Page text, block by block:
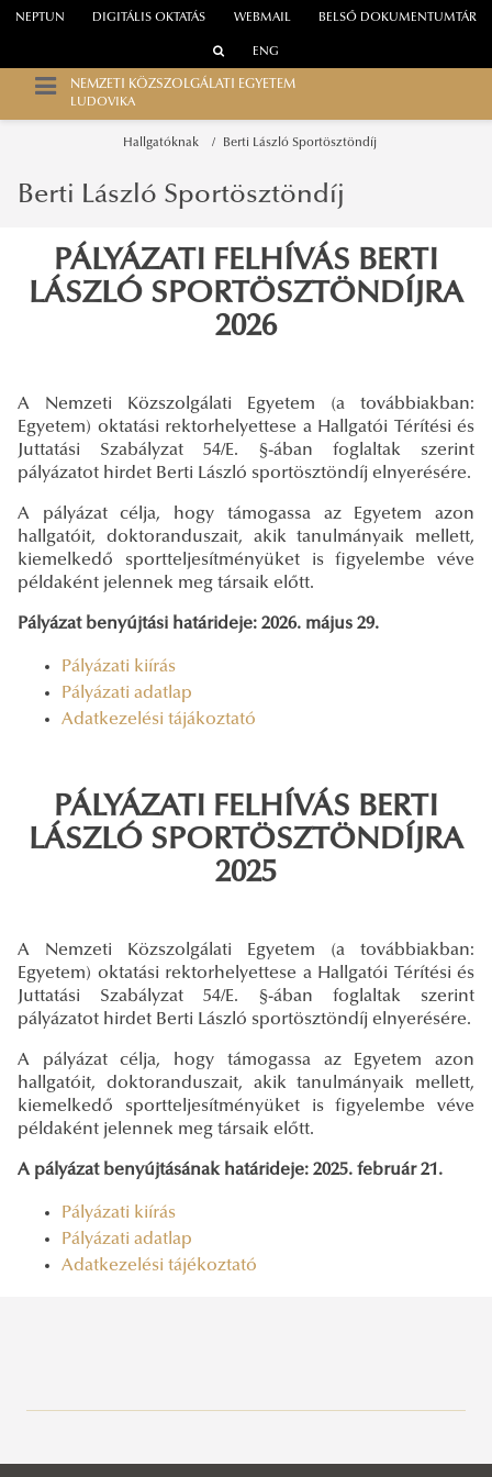
WEBMAIL
NEPTUN DIGITÁLIS OKTATÁS BELSŐ DOKUMENTUMTÁR
ENG
NEMZETI KÖZSZOLGÁLATI EGYETEM
LUDOVIKA
Hallgatóknak Berti László Sportösztöndíj
Hallgatóknak
Berti László Sportösztöndíj
PÁLYÁZATI FELHÍVÁS BERTI
LÁSZLÓ SPORTÖSZTÖNDÍJRA
2026
A Nemzeti Közszolgálati Egyetem (a továbbiakban:
Egyetem) oktatási rektorhelyettese a Hallgatói Térítési és
Juttatási Szabályzat 54/E. §-ában foglaltak szerint
pályázatot hirdet Berti László sportösztöndíj elnyerésére.
A pályázat célja, hogy támogassa az Egyetem azon
hallgatóit, doktoranduszait, akik tanulmányaik mellett,
kiemelkedő sportteljesítményüket is figyelembe véve
példaként jelennek meg társaik előtt.
Pályázat benyújtási határideje: 2026. május 29.
Pályázati kiírás
Pályázati adatlap
Adatkezelési tájákoztató
PÁLYÁZATI FELHÍVÁS BERTI
LÁSZLÓ SPORTÖSZTÖNDÍJRA
2025
A Nemzeti Közszolgálati Egyetem (a továbbiakban:
Egyetem) oktatási rektorhelyettese a Hallgatói Térítési és
Juttatási Szabályzat 54/E. §-ában foglaltak szerint
pályázatot hirdet Berti László sportösztöndíj elnyerésére.
A pályázat célja, hogy támogassa az Egyetem azon
hallgatóit, doktoranduszait, akik tanulmányaik mellett,
kiemelkedő sportteljesítményüket is figyelembe véve
példaként jelennek meg társaik előtt.
A pályázat benyújtásának határideje: 2025. február 21.
Pályázati kiírás
Pályázati adatlap
Adatkezelési tájékoztató